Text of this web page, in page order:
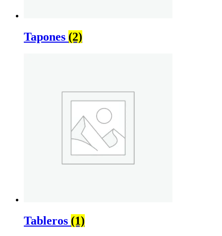
Tapones (2)
Tableros (1)